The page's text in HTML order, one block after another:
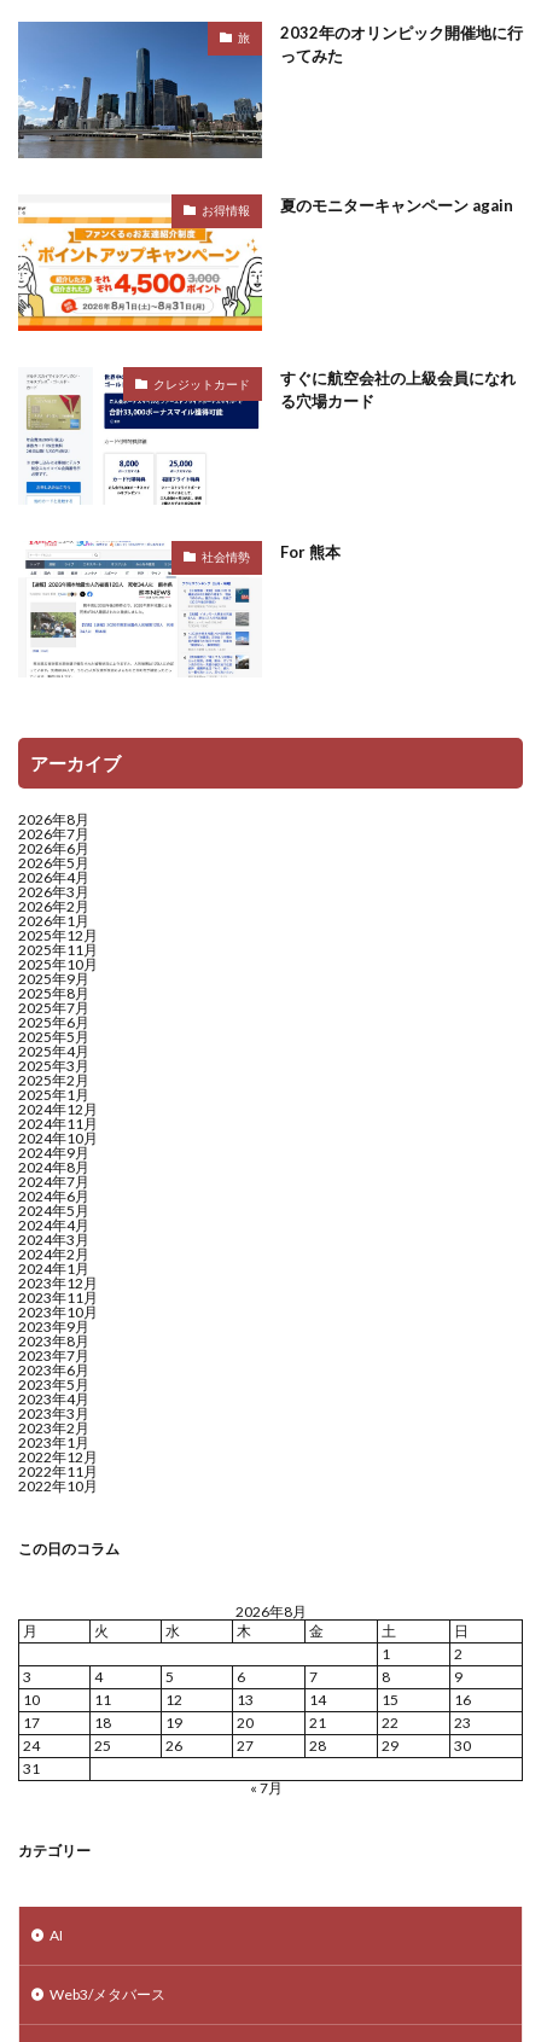
旅
2032年のオリンピック開催地に行
ってみた
お得情報 夏のモニターキャンペーン again
クレジットカード
すぐに航空会社の上級会員になれ
る穴場カード
社会情勢 For 熊本
アーカイブ
2026年8月
2026年7月
2026年6月
2026年5月
2026年4月
2026年3月
2026年2月
2026年1月
2025年12月
2025年11月
2025年10月
2025年9月
2025年8月
2025年7月
2025年6月
2025年5月
2025年4月
2025年3月
2025年2月
2025年1月
2024年12月
2024年11月
2024年10月
2024年9月
2024年8月
2024年7月
2024年6月
2024年5月
2024年4月
2024年3月
2024年2月
2024年1月
2023年12月
2023年11月
2023年10月
2023年9月
2023年8月
2023年7月
2023年6月
2023年5月
2023年4月
2023年3月
2023年2月
2023年1月
2022年12月
2022年11月
2022年10月
この日のコラム
2026年8月
月
火 水 木 金 土
日
1
2
3
4 5 6 7 8
9
10
11 12 13 14 15
16
17
18 19 20 21 22
23
24
25 26 27 28 29
30
31
« 7月
カテゴリー
AI
Web3/メタバース